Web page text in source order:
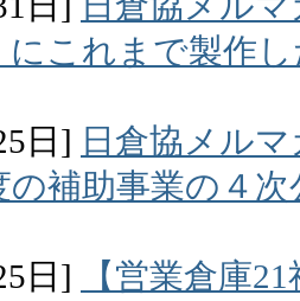
にこれまで製作
日] 日倉協メル
の補助事業の４
日]
【営業倉庫